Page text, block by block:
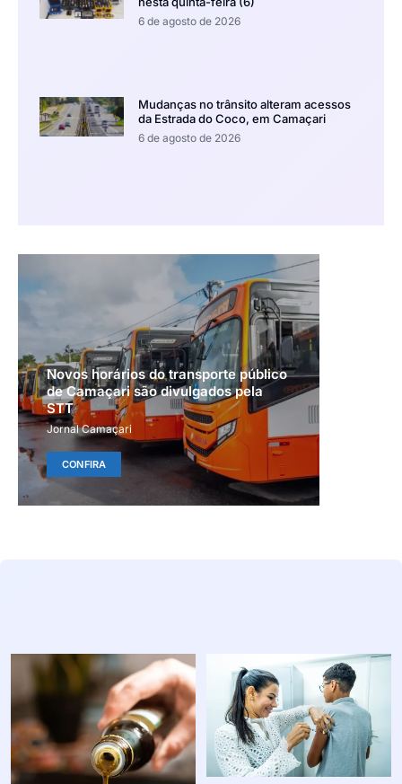
6 de agosto de 2026
Mudanças no trânsito alteram acessos
da Estrada do Coco, em Camaçari
6 de agosto de 2026
Novos horários do transporte público
de Camaçari são divulgados pela
STT
Jornal Camaçari
CONFIRA